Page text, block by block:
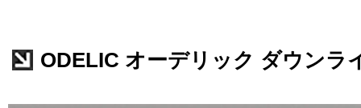
ODELIC オーデリック ダウンラ